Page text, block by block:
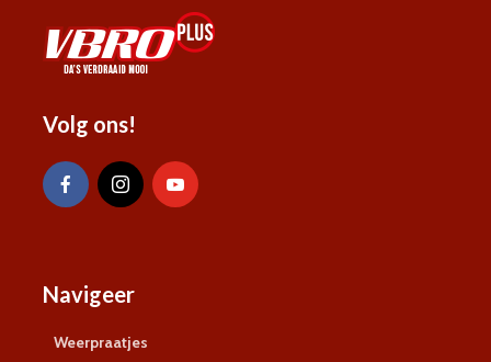
Volg ons!
Navigeer
Weerpraatjes